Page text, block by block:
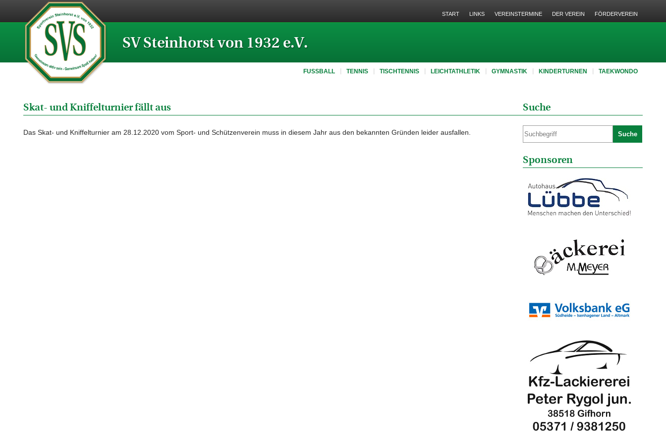
SV Steinhorst von 1932 e.V.
FUSSBALL TENNIS TISCHTENNIS LEICHTATHLETIK GYMNASTIK KINDERTURNEN TAEKWONDO
START LINKS VEREINSTERMINE DER VEREIN FÖRDERVEREIN
Skat- und Kniffelturnier fällt aus
Das Skat- und Kniffelturnier am 28.12.2020 vom Sport- und Schützenverein muss in diesem Jahr aus den bekannten Gründen leider ausfallen.
Suche
Suche
Sponsoren